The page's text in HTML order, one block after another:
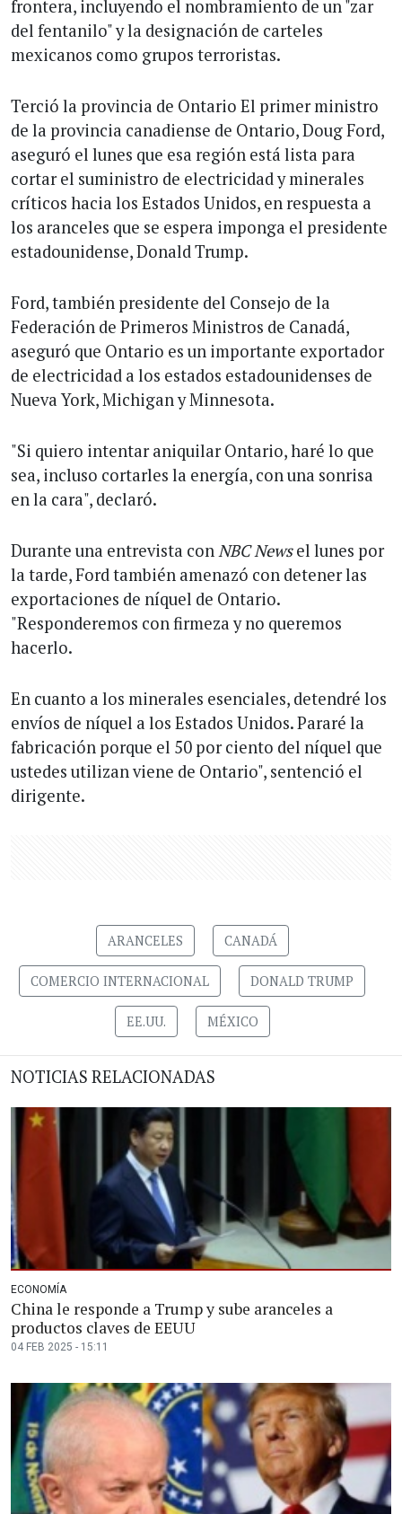
frontera, incluyendo el nombramiento de un "zar
del fentanilo" y la designación de carteles
mexicanos como grupos terroristas.
Terció la provincia de Ontario El primer ministro
de la provincia canadiense de Ontario, Doug Ford,
aseguró el lunes que esa región está lista para
cortar el suministro de electricidad y minerales
críticos hacia los Estados Unidos, en respuesta a
los aranceles que se espera imponga el presidente
estadounidense, Donald Trump.
Ford, también presidente del Consejo de la
Federación de Primeros Ministros de Canadá,
aseguró que Ontario es un importante exportador
de electricidad a los estados estadounidenses de
Nueva York, Michigan y Minnesota.
"Si quiero intentar aniquilar Ontario, haré lo que
sea, incluso cortarles la energía, con una sonrisa
en la cara", declaró.
Durante una entrevista conNBC Newsel lunes por
la tarde, Ford también amenazó con detener las
exportaciones de níquel de Ontario.
"Responderemos con firmeza y no queremos
hacerlo.
En cuanto a los minerales esenciales, detendré los
envíos de níquel a los Estados Unidos. Pararé la
fabricación porque el 50 por ciento del níquel que
ustedes utilizan viene de Ontario", sentenció el
dirigente.
ARANCELES CANADÁ
COMERCIO INTERNACIONAL DONALD TRUMP
EE.UU. MÉXICO
NOTICIAS RELACIONADAS
ECONOMÍA
China le responde a Trump y sube aranceles a
productos claves de EEUU
04 FEB 2025 - 15:11